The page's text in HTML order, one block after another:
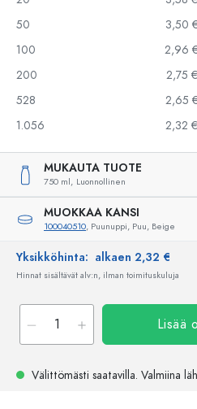
50
3,50 €
100
2,96 €
200
2,75 €
528
2,65 €
1.056
2,32 €
MUKAUTA TUOTE
750 ml, Luonnollinen
MUOKKAA KANSI
100040510, Puunuppi, Puu, Beige
Yksikköhinta: alkaen 2,32 €
Hinnat sisältävät alv:n, ilman toimituskuluja
Lisää
Välittömästi saatavilla. Valmiina